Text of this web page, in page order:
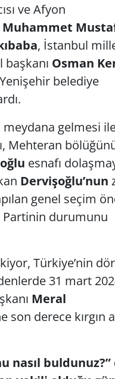
ve Afyon
Muhammet
, İstanbul
başkanı Osman
belediye
meydana gelmesi
Mehteran
esnafı
Dervişoğlu’nun
genel seçim
Partinin durumunu
Türkiye’nin
31 mart
Meral
son derece kırgın
nasıl buldunuz?”